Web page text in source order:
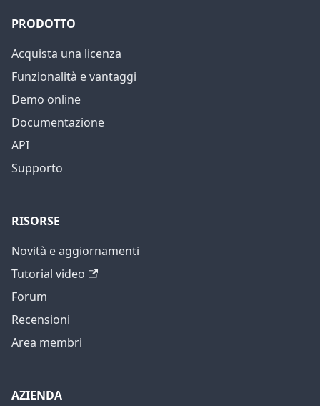
PRODOTTO
Acquista una licenza
Funzionalità e vantaggi
Demo online
Documentazione
API
Supporto
RISORSE
Novità e aggiornamenti
Tutorial video
Forum
Recensioni
Area membri
AZIENDA